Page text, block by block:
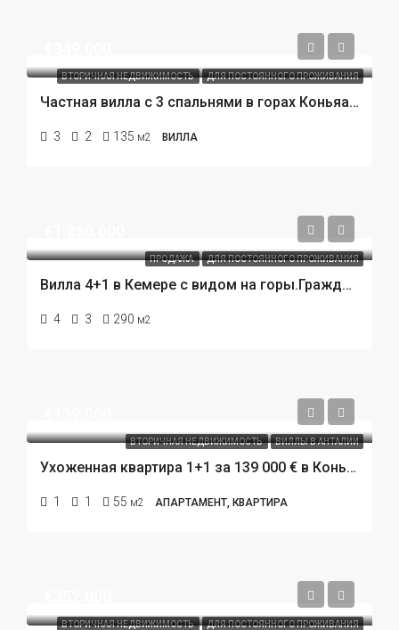
ВТОРИЧНАЯ НЕДВИЖИМОСТЬ ДЛЯ ПОСТОЯННОГО ПРОЖИВАНИЯ
Частная вилла с 3 спальнями в горах Коньяалты (Сарысу), Анталия. Вилла по цене квартиры!
3 2 135 м2 ВИЛЛА
ПРОДАЖА ДЛЯ ПОСТОЯННОГО ПРОЖИВАНИЯ
Вилла 4+1 в Кемере с видом на горы.Гражданство Турции. 800 метров до моря.
4 3 290 м2
ВТОРИЧНАЯ НЕДВИЖИМОСТЬ ВИЛЛЫ В АНТАЛИИ
Ухоженная квартира 1+1 за 139 000 € в Коньяалты, Анталья. Престижная резиденция у пляжа.
1 1 55 м2 АПАРТАМЕНТ, КВАРТИРА
ВТОРИЧНАЯ НЕДВИЖИМОСТЬ ДЛЯ ПОСТОЯННОГО ПРОЖИВАНИЯ